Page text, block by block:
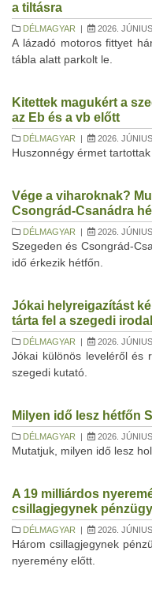
a tiltásra
DÉLMAGYAR | 2026.
A lázadó motoros fittyet
tábla alatt parkolt le.
Kitettek magukért a
az Eb és a vb előtt
DÉLMAGYAR | 2026.
Huszonnégy érmet tartottak
Vége a viharoknak?
Csongrád-Csanádra
DÉLMAGYAR | 2026.
Szegeden és Csongrád-
idő érkezik hétfőn.
Jókai helyreigazítást
tárta fel a szegedi
DÉLMAGYAR | 2026.
Jókai különös leveléről és
szegedi kutató.
Milyen idő lesz hétfőn
DÉLMAGYAR | 2026.
Mutatjuk, milyen idő lesz
A 19 milliárdos
csillagjegynek
DÉLMAGYAR | 2026.
Három csillagjegynek
nyeremény előtt.